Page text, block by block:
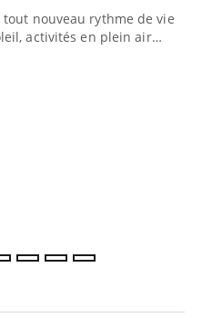
nouveau rythme de vie !
activités en plein air…